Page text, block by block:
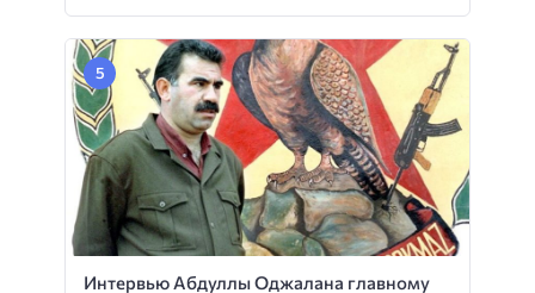
Интервью Абдуллы Оджалана главному